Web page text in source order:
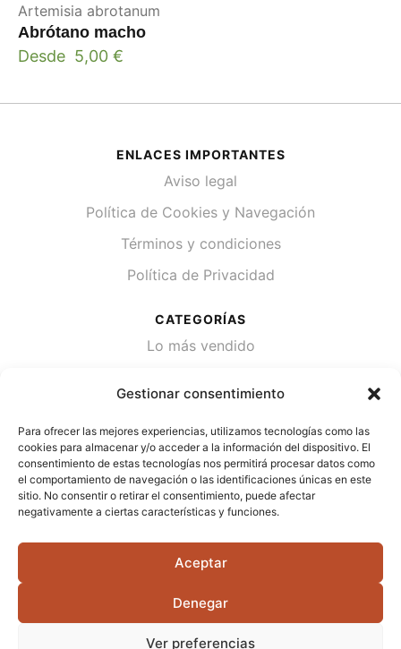
Gestionar consentimiento
Para ofrecer las mejores experiencias, utilizamos tecnologías como las
cookies para almacenar y/o acceder a la información del dispositivo. El
consentimiento de estas tecnologías nos permitirá procesar datos como
el comportamiento de navegación o las identificaciones únicas en este
sitio. No consentir o retirar el consentimiento, puede afectar
negativamente a ciertas características y funciones.
Aceptar
Denegar
Ver preferencias
Artemisia abrotanum
Abrótano macho
Desde 5,00 €
ENLACES IMPORTANTES
Aviso legal
Política de Cookies y Navegación
Términos y condiciones
Política de Privacidad
CATEGORÍAS
Lo más vendido
Desinfección de agua
CONTACTA
Cami Primera Marrada, SN, 25600, Balaguer
info@jardipamies.com
621 238 242